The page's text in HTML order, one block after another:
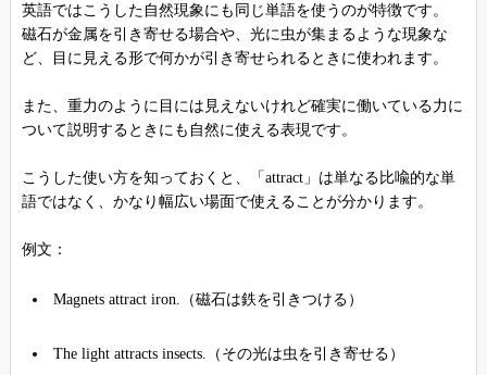
英語ではこうした自然現象にも同じ単語を使うのが特徴です。
磁石が金属を引き寄せる場合や、光に虫が集まるような現象な
ど、目に見える形で何かが引き寄せられるときに使われます。
また、重力のように目には見えないけれど確実に働いている力に
ついて説明するときにも自然に使える表現です。
こうした使い方を知っておくと、「attract」は単なる比喩的な単
語ではなく、かなり幅広い場面で使えることが分かります。
例文：
Magnets attract iron.（磁石は鉄を引きつける）
The light attracts insects.（その光は虫を引き寄せる）